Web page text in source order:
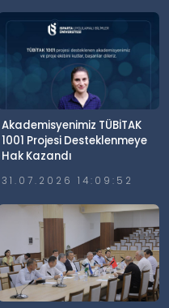
Akademisyenimiz TÜBİTAK
1001 Projesi Desteklenmeye
Hak Kazandı
31.07.2026 14:09:52